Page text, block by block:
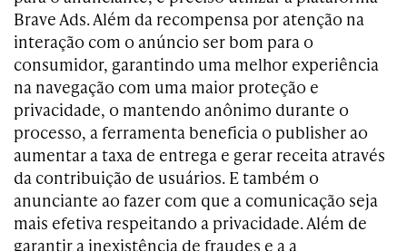
Brave Ads. Além da recompensa por atenção na
interação com o anúncio ser bom para o
consumidor, garantindo uma melhor experiência
na navegação com uma maior proteção e
privacidade, o mantendo anônimo durante o
processo, a ferramenta beneficia o publisher ao
aumentar a taxa de entrega e gerar receita através
da contribuição de usuários. E também o
anunciante ao fazer com que a comunicação seja
mais efetiva respeitando a privacidade. Além de
garantir a inexistência de fraudes e a a